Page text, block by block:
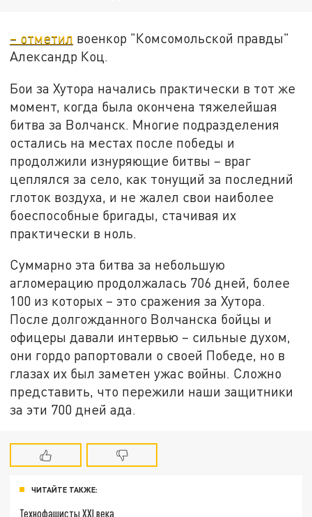
– отметил военкор "Комсомольской правды"
Александр Коц.
Бои за Хутора начались практически в тот же
момент, когда была окончена тяжелейшая
битва за Волчанск. Многие подразделения
остались на местах после победы и
продолжили изнуряющие битвы – враг
цеплялся за село, как тонущий за последний
глоток воздуха, и не жалел свои наиболее
боеспособные бригады, стачивая их
практически в ноль.
Суммарно эта битва за небольшую
агломерацию продолжалась 706 дней, более
100 из которых – это сражения за Хутора.
После долгожданного Волчанска бойцы и
офицеры давали интервью – сильные духом,
они гордо рапортовали о своей Победе, но в
глазах их был заметен ужас войны. Сложно
представить, что пережили наши защитники
за эти 700 дней ада.
ЧИТАЙТЕ ТАКЖЕ:
Технофашисты XXI века